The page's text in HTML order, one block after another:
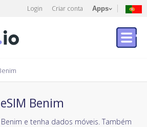
Login Criar conta Apps
eSIM Benim
e tenha dados móveis. Também